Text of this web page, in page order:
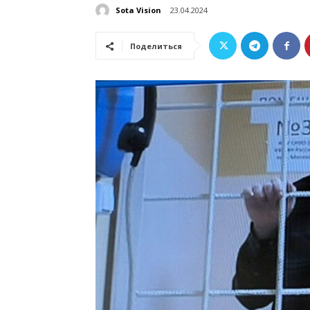
Sota Vision 23.04.2024
Поделиться